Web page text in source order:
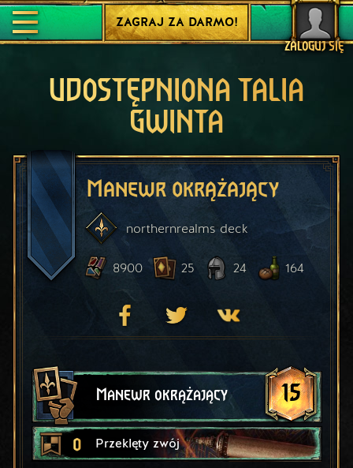
ZALOGUJ SIĘ
ZAGRAJ ZA DARMO!
UDOSTĘPNIONA TALIA
GWINTA
Manewr okrążający
northernrealmsdeck
8900 25 24 164
Manewr okrążający 15
0 Przeklęty zwój